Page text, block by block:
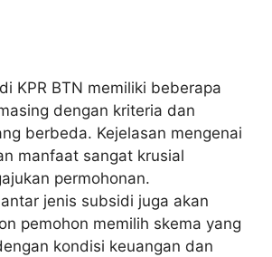
KPR BTN memiliki beberapa
dengan kriteria dan
berbeda. Kejelasan mengenai
manfaat sangat krusial
permohonan.
jenis subsidi juga akan
pemohon memilih skema yang
kondisi keuangan dan